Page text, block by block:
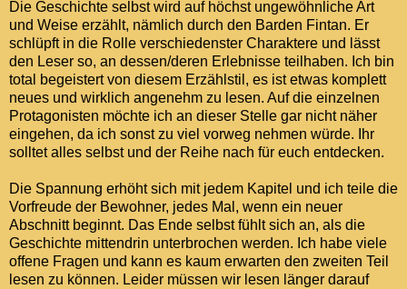
Die Geschichte selbst wird auf höchst ungewöhnliche Art
und Weise erzählt, nämlich durch den Barden Fintan. Er
schlüpft in die Rolle verschiedenster Charaktere und lässt
den Leser so, an dessen/deren Erlebnisse teilhaben. Ich bin
total begeistert von diesem Erzählstil, es ist etwas komplett
neues und wirklich angenehm zu lesen. Auf die einzelnen
Protagonisten möchte ich an dieser Stelle gar nicht näher
eingehen, da ich sonst zu viel vorweg nehmen würde. Ihr
solltet alles selbst und der Reihe nach für euch entdecken.
Die Spannung erhöht sich mit jedem Kapitel und ich teile die
Vorfreude der Bewohner, jedes Mal, wenn ein neuer
Abschnitt beginnt. Das Ende selbst fühlt sich an, als die
Geschichte mittendrin unterbrochen werden. Ich habe viele
offene Fragen und kann es kaum erwarten den zweiten Teil
lesen zu können. Leider müssen wir lesen länger darauf